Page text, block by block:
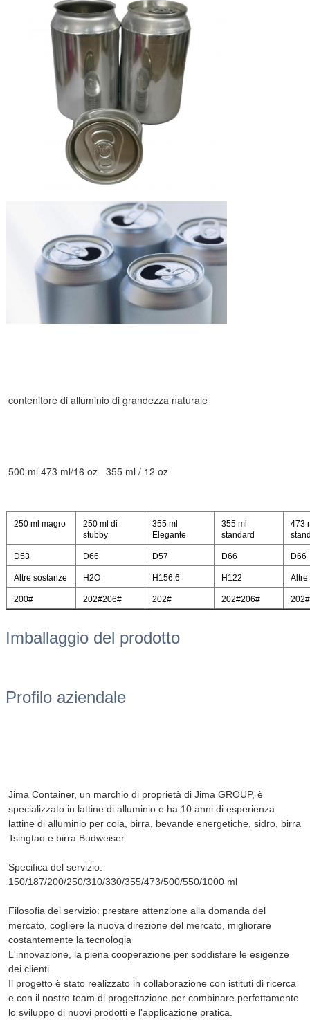
contenitore di alluminio di grandezza naturale
500 ml 473 ml/16 oz 355 ml / 12 oz
250 ml magro
250 ml di
stubby
355 ml
Elegante
355 ml
standard
473
D53 D66 D57 D66 D66
Altre sostanze H2O H156.6 H122 Altre
200# 202#206# 202# 202#206# 202#
Imballaggio del prodotto
Profilo aziendale
Jima Container, un marchio di proprietà di Jima GROUP, è
specializzato in lattine di alluminio e ha 10 anni di esperienza.
lattine di alluminio per cola, birra, bevande energetiche, sidro, birra
Tsingtao e birra Budweiser.
Specifica del servizio:
150/187/200/250/310/330/355/473/500/550/1000 ml
Filosofia del servizio: prestare attenzione alla domanda del
mercato, cogliere la nuova direzione del mercato, migliorare
costantemente la tecnologia
L'innovazione, la piena cooperazione per soddisfare le esigenze
dei clienti.
Il progetto è stato realizzato in collaborazione con istituti di ricerca
e con il nostro team di progettazione per combinare perfettamente
lo sviluppo di nuovi prodotti e l'applicazione pratica.